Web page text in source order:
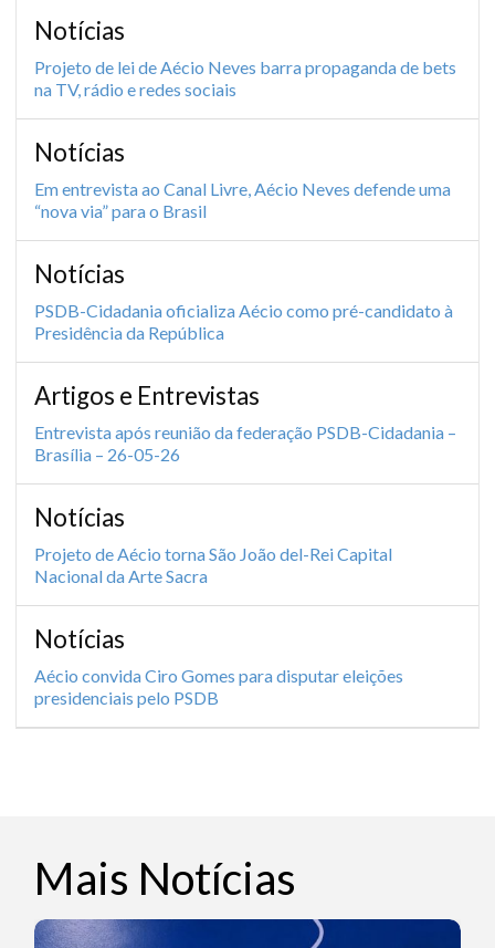
Notícias
Projeto de lei de Aécio Neves barra propaganda de bets
na TV, rádio e redes sociais
Notícias
Em entrevista ao Canal Livre, Aécio Neves defende uma
“nova via” para o Brasil
Notícias
PSDB-Cidadania oficializa Aécio como pré-candidato à
Presidência da República
Artigos e Entrevistas
Entrevista após reunião da federação PSDB-Cidadania –
Brasília – 26-05-26
Notícias
Projeto de Aécio torna São João del-Rei Capital
Nacional da Arte Sacra
Notícias
Aécio convida Ciro Gomes para disputar eleições
presidenciais pelo PSDB
Mais Notícias